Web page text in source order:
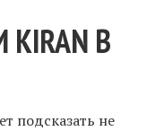
В
подсказать не